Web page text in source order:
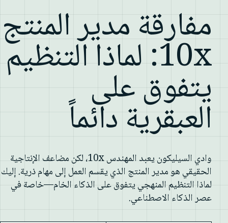
مفارقة مدير المنتج
10x: لماذا التنظيم
يتفوق على
العبقرية دائماً
وادي السيليكون يعبد المهندس 10x، لكن مضاعف الإنتاجية
الحقيقي هو مدير المنتج الذي يقسم العمل إلى مهام ذرية. إليك
لماذا التنظيم المنهجي يتفوق على الذكاء الخام—خاصة في
عصر الذكاء الاصطناعي.